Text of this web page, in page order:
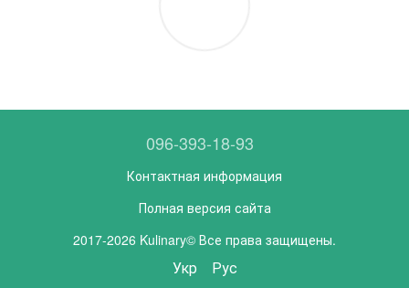
096-393-18-93
Контактная информация
Полная версия сайта
2017-2026 Kulinary© Все права защищены.
Укр Рус